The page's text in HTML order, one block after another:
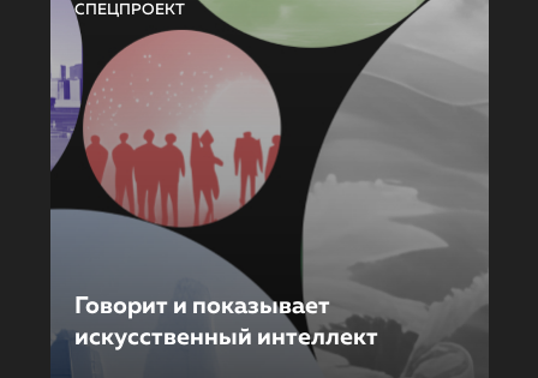
СПЕЦПРОЕКТ
Говорит и показывает
искусственный интеллект